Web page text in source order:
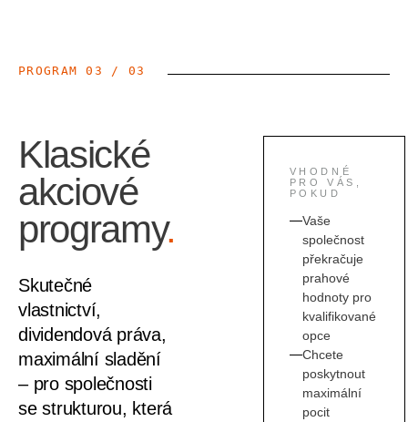
PROGRAM 03 / 03
Klasické
akciové
programy.
Skutečné
vlastnictví,
dividendová práva,
maximální sladění
– pro společnosti
se strukturou, která
VHODNÉ
PRO VÁS,
POKUD
Vaše
společnost
překračuje
prahové
hodnoty pro
kvalifikované
opce
Chcete
poskytnout
maximální
pocit